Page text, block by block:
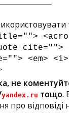
cite="">
<em>
не
yandex.ru тощо.
про відповіді